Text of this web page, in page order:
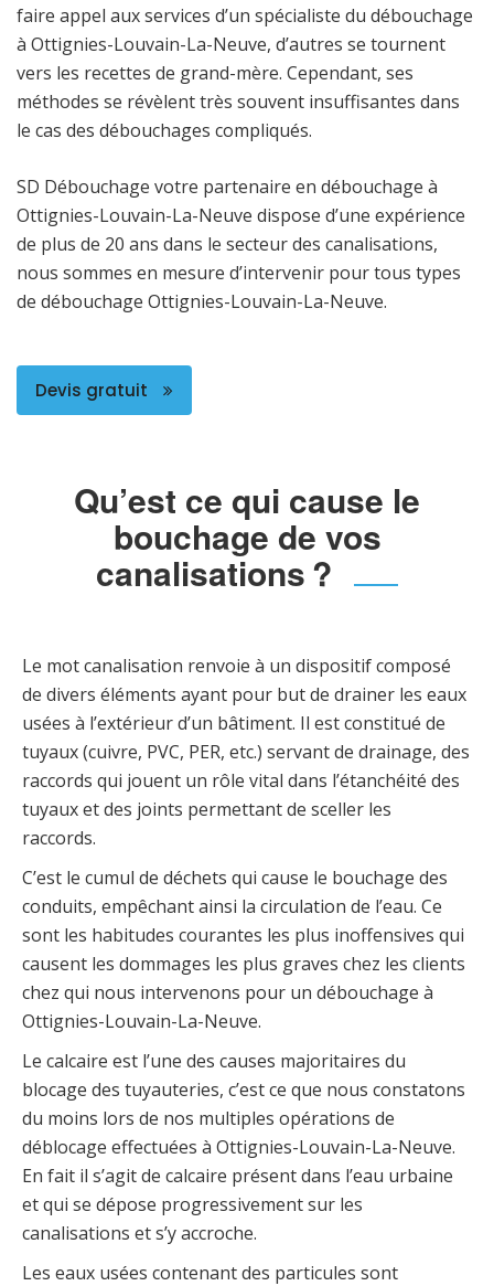
faire appel aux services d’un spécialiste du débouchage
à Ottignies-Louvain-La-Neuve, d’autres se tournent
vers les recettes de grand-mère. Cependant, ses
méthodes se révèlent très souvent insuffisantes dans
le cas des débouchages compliqués.
SD Débouchage votre partenaire en débouchage à
Ottignies-Louvain-La-Neuve dispose d’une expérience
de plus de 20 ans dans le secteur des canalisations,
nous sommes en mesure d’intervenir pour tous types
de débouchage Ottignies-Louvain-La-Neuve.
Devis gratuit
Qu’est ce qui cause le
bouchage de vos
canalisations ?
Le mot canalisation renvoie à un dispositif composé
de divers éléments ayant pour but de drainer les eaux
usées à l’extérieur d’un bâtiment. Il est constitué de
tuyaux (cuivre, PVC, PER, etc.) servant de drainage, des
raccords qui jouent un rôle vital dans l’étanchéité des
tuyaux et des joints permettant de sceller les
raccords.
C’est le cumul de déchets qui cause le bouchage des
conduits, empêchant ainsi la circulation de l’eau. Ce
sont les habitudes courantes les plus inoffensives qui
causent les dommages les plus graves chez les clients
chez qui nous intervenons pour un débouchage à
Ottignies-Louvain-La-Neuve.
Le calcaire est l’une des causes majoritaires du
blocage des tuyauteries, c’est ce que nous constatons
du moins lors de nos multiples opérations de
déblocage effectuées à Ottignies-Louvain-La-Neuve.
En fait il s’agit de calcaire présent dans l’eau urbaine
et qui se dépose progressivement sur les
canalisations et s’y accroche.
Les eaux usées contenant des particules sont